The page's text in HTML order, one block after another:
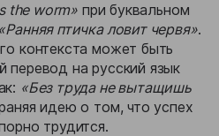
the worm» при буквальном
«Ранняя птичка ловит червя».
контекста может быть
перевод на русский язык
«Без труда не вытащишь
идею о том, что успех
трудится.